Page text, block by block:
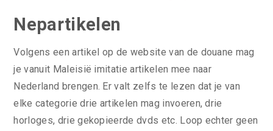
Nepartikelen
Volgens een artikel op de website van de douane mag
je vanuit Maleisië imitatie artikelen mee naar
Nederland brengen. Er valt zelfs te lezen dat je van
elke categorie drie artikelen mag invoeren, drie
horloges, drie gekopieerde dvds etc. Loop echter geen